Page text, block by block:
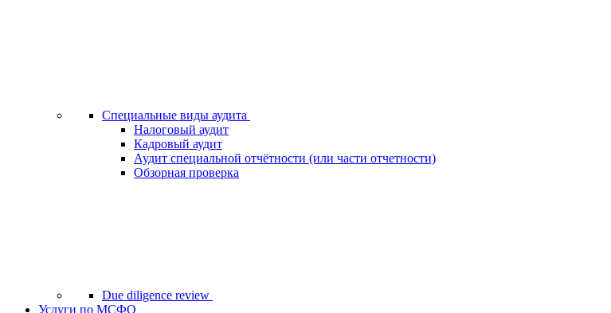
Специальные виды аудита
Налоговый аудит
Кадровый аудит
Аудит специальной отчётности (или части отчетности)
Обзорная проверка
Due diligence review
Услуги по МСФО